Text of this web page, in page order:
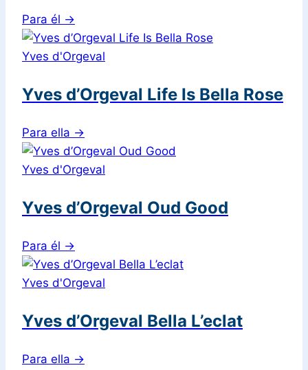
Para él →
Yves d'Orgeval
Yves d’Orgeval Life Is Bella Rose
Para ella →
Yves d'Orgeval
Yves d’Orgeval Oud Good
Para él →
Yves d'Orgeval
Yves d’Orgeval Bella L’eclat
Para ella →